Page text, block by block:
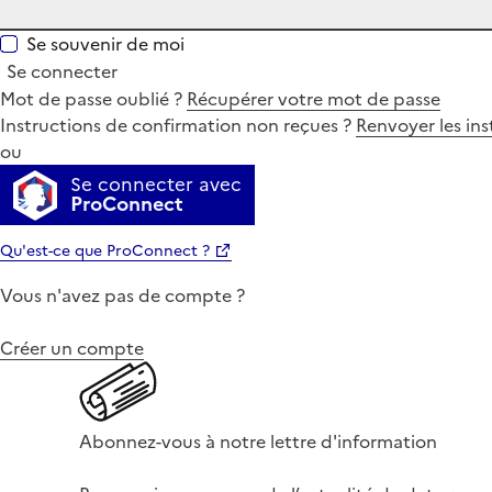
Se souvenir de moi
Se connecter
Mot de passe oublié ? Récupérer votre mot de passe
Instructions de confirmation non reçues ? Renvoyer les
ou
Se connecter avec
ProConnect
Qu'est-ce que ProConnect ?
Vous n'avez pas de compte ?
Créer un compte
Abonnez-vous à notre lettre d'information